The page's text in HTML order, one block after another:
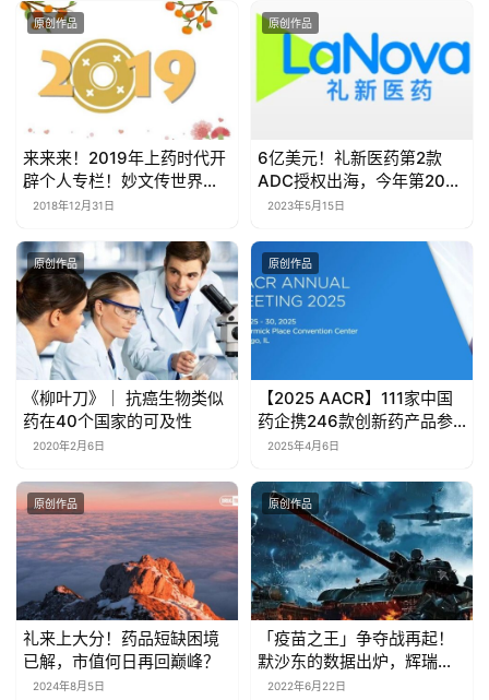
原创作品
来来来！2019年上药时代开
辟个人专栏！妙文传世界，
一朝天下闻！
2018年12月31日
原创作品
6亿美元！礼新医药第2款
ADC授权出海，今年第20笔
了…
2023年5月15日
原创作品
《柳叶刀》｜ 抗癌生物类似
药在40个国家的可及性
2020年2月6日
原创作品
【2025 AACR】111家中国
药企携246款创新药产品参
加！2025年AACR大会来
2025年4月6日
原创作品
礼来上大分！药品短缺困境
已解，市值何日再回巅峰？
2024年8月5日
原创作品
「疫苗之王」争夺战再起！
默沙东的数据出炉，辉瑞要
头痛了吗？
2022年6月22日